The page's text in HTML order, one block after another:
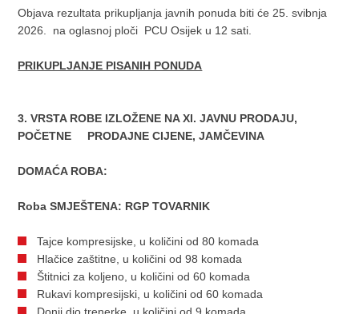
Objava rezultata prikupljanja javnih ponuda biti će 25. svibnja
2026. na oglasnoj ploči PCU Osijek u 12 sati.
PRIKUPLJANJE PISANIH PONUDA
3. VRSTA ROBE IZLOŽENE NA XI. JAVNU PRODAJU,
POČETNE PRODAJNE CIJENE, JAMČEVINA
DOMAĆA ROBA:
Roba SMJEŠTENA: RGP TOVARNIK
Tajce kompresijske, u količini od 80 komada
Hlačice zaštitne, u količini od 98 komada
Štitnici za koljeno, u količini od 60 komada
Rukavi kompresijski, u količini od 60 komada